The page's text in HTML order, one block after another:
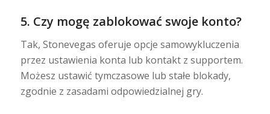
5. Czy mogę zablokować swoje konto?
Tak, Stonevegas oferuje opcje samowykluczenia
przez ustawienia konta lub kontakt z supportem.
Możesz ustawić tymczasowe lub stałe blokady,
zgodnie z zasadami odpowiedzialnej gry.